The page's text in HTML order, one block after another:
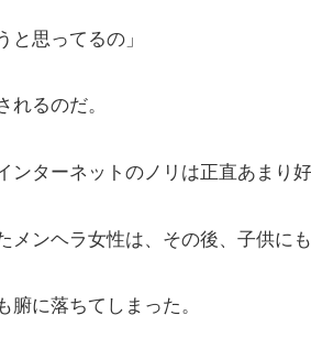
と思ってるの」
れるのだ。
ンターネットのノリは正直あまり
メンヘラ女性は、その後、子供
腑に落ちてしまった。